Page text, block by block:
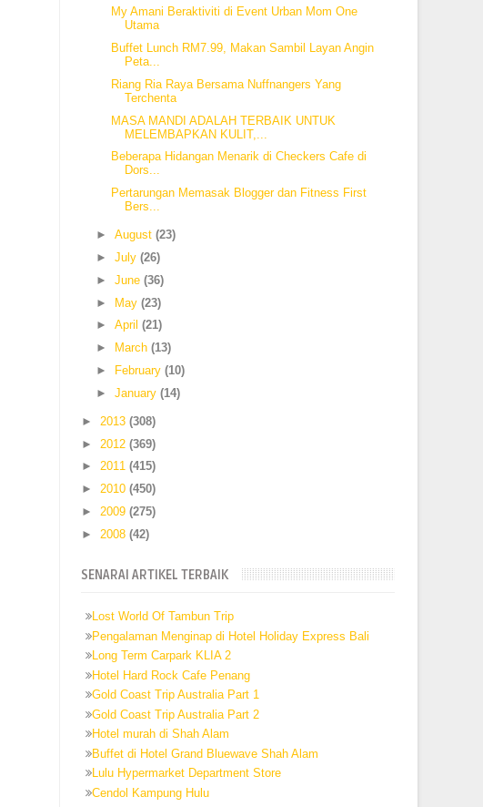
My Amani Beraktiviti di Event Urban Mom One
Utama
Buffet Lunch RM7.99, Makan Sambil Layan Angin
Peta...
Riang Ria Raya Bersama Nuffnangers Yang
Terchenta
MASA MANDI ADALAH TERBAIK UNTUK
MELEMBAPKAN KULIT,...
Beberapa Hidangan Menarik di Checkers Cafe di
Dors...
Pertarungan Memasak Blogger dan Fitness First
Bers...
► August (23)
► July (26)
► June (36)
► May (23)
► April (21)
►
March (13)
►
February (10)
► January (14)
► 2013(308)
► 2012(369)
►2011(415)
►2010(450)
► 2009(275)
► 2008(42)
SENARAI ARTIKEL TERBAIK
Lost World Of Tambun Trip
Pengalaman Menginap di Hotel Holiday Express Bali
Long Term Carpark KLIA 2
Hotel Hard Rock Cafe Penang
Gold Coast Trip Australia Part 1
Gold Coast Trip Australia Part 2
Hotel murah di Shah Alam
Buffet di Hotel Grand Bluewave Shah Alam
Lulu Hypermarket Department Store
Cendol Kampung Hulu